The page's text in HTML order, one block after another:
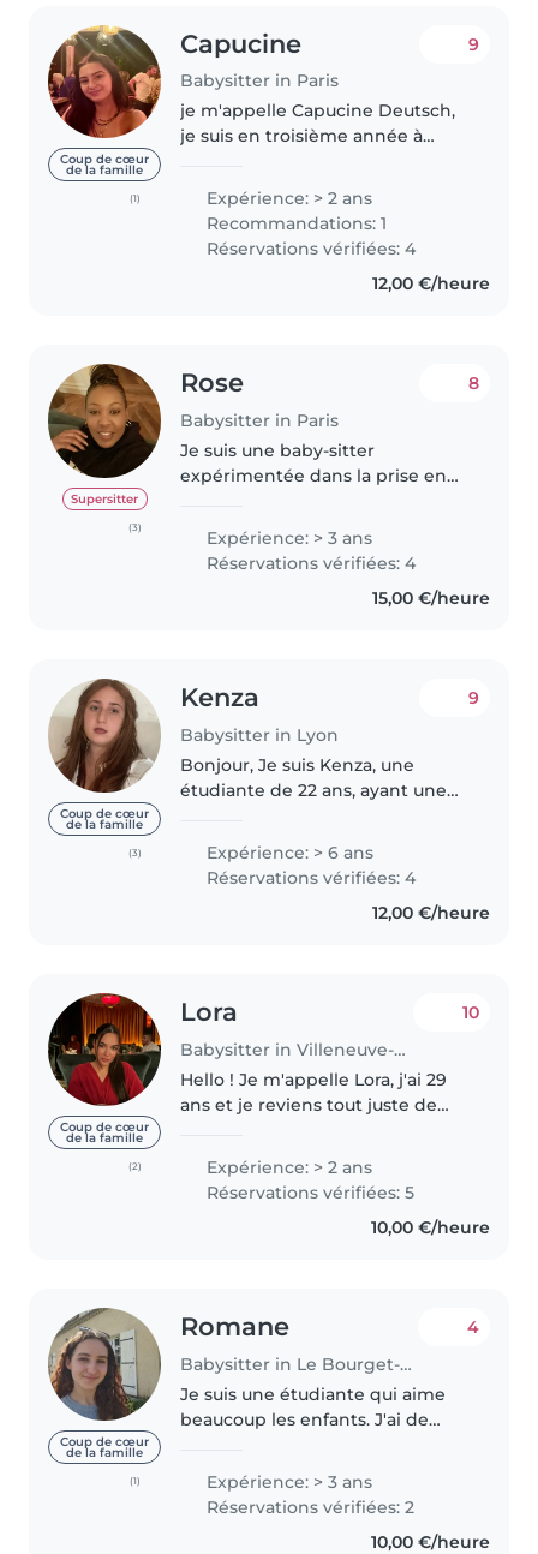
Coup de cœur
de la famille
(1)
Capucine
Babysitter in Paris
9
je m'appelle Capucine Deutsch,
je suis en troisième année à
années je fais du baby-sitting
que ce soit pour des familles ou
pour mes petites cousines...
Expérience: > 2 ans
Recommandations: 1
Réservations vérifiées: 4
12,00 €/heure
Supersitter
(3)
Rose
Babysitter in Paris
8
Je suis une baby-sitter
expérimentée dans la prise en
enfants d'âge préscolaire et des
enfants d'âge scolaire. Avec 3 ans
d'expérience, je suis
Expérience: > 3 ans
Réservations vérifiées: 4
15,00 €/heure
Coup de cœur
de la famille
(3)
Kenza
Babysitter in Lyon
9
Bonjour, Je suis Kenza, une
étudiante de 22 ans, ayant une
domaine du baby-sitting, (j'ai en
effet gardé beaucoup d'enfants,
dans mon entourage et de
Expérience: > 6 ans
Réservations vérifiées: 4
12,00 €/heure
Coup de cœur
de la famille
(2)
Lora
Babysitter in Villeneuve-Saint-Georges
10
Hello ! Je m'appelle Lora, j'ai 29
ans et je reviens tout juste de
suis disponible les soirs et les
weekends pour des gardes à
votre domicile. Je vis..
Expérience: > 2 ans
Réservations vérifiées: 5
10,00 €/heure
Coup de cœur
de la famille
(1)
Romane
Babysitter in Le Bourget-du-Lac
4
Je suis une étudiante qui aime
beaucoup les enfants. J'ai de
m'occupais d'un enfant de 4ans
5h par semaine en
Expérience: > 3 ans
Réservations vérifiées: 2
10,00 €/heure